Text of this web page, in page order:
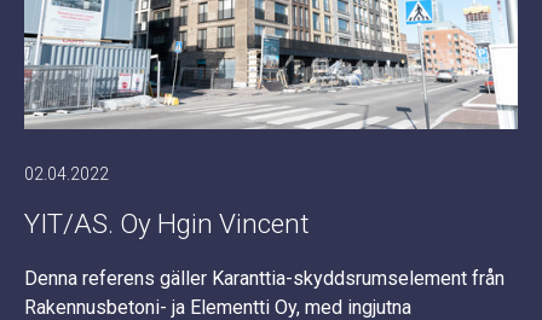
02.04.2022
YIT/AS. Oy Hgin Vincent
Denna referens gäller Karanttia-skyddsrumselement från
Rakennusbetoni- ja Elementti Oy, med ingjutna